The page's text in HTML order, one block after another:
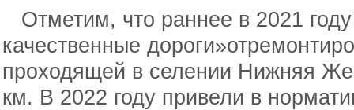
Отметим, что раннее в 2021
качественные
проходящей в селении Нижняя
км. В 2022 году привели в